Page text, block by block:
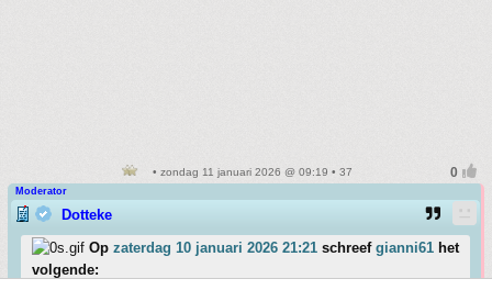
• zondag 11 januari 2026 @ 09:19 • 37
Moderator
Dotteke
Op zaterdag 10 januari 2026 21:21 schreef gianni61 het
volgende: